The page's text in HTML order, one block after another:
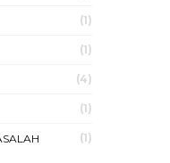
(1)
(1)
(4)
(1)
(1)